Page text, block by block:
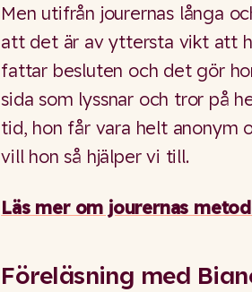
Men utifrån jourernas långa
att det är av yttersta vikt att
fattar besluten och det gör
sida som lyssnar och tror på
tid, hon får vara helt anonym
vill hon så hjälper vi till.
Läs mer om jourernas
Föreläsning med